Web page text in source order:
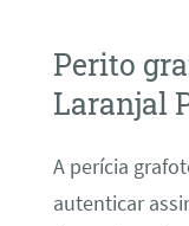
Perito
Laranjal
A perícia
autenticar